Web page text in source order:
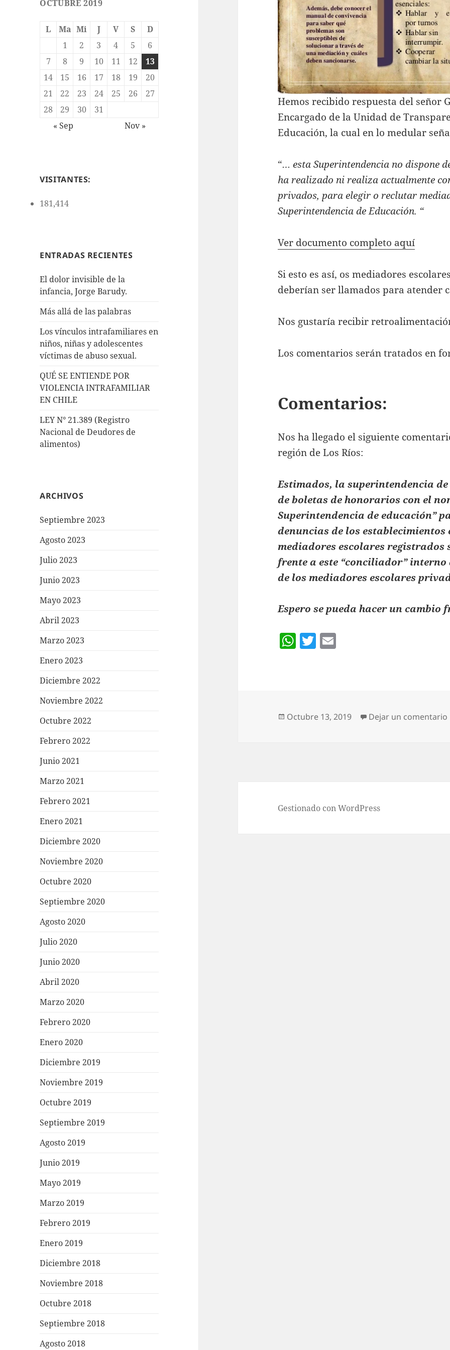
OCTUBRE 2019
L Ma Mi J V S
D
1
2 3 4 5
6
7
8 9 10 11 12
13
14
15 16 17 18 19
20
21
22 23 24 25 26
27
28
29 30
31
« Sep
Nov »
VISITANTES:
181,414
ENTRADAS RECIENTES
El dolor invisible de la
infancia, Jorge Barudy.
Más allá de las palabras
Los vínculos intrafamiliares en
niños, niñas y adolescentes
víctimas de abuso sexual.
QUÉ SE ENTIENDE POR
VIOLENCIA INTRAFAMILIAR
EN CHILE
LEY N° 21.389 (Registro
Nacional de Deudores de
alimentos)
ARCHIVOS
Septiembre 2023
Agosto 2023
Julio 2023
Junio 2023
Mayo 2023
Abril 2023
Marzo 2023
Enero 2023
Diciembre 2022
Noviembre 2022
Octubre 2022
Febrero 2022
Junio 2021
Marzo 2021
Febrero 2021
Enero 2021
Diciembre 2020
Noviembre 2020
Octubre 2020
Septiembre 2020
Agosto 2020
Julio 2020
Junio 2020
Abril 2020
Marzo 2020
Febrero 2020
Enero 2020
Diciembre 2019
Noviembre 2019
Octubre 2019
Septiembre 2019
Agosto 2019
Junio 2019
Mayo 2019
Marzo 2019
Febrero 2019
Enero 2019
Diciembre 2018
Noviembre 2018
Octubre 2018
Septiembre 2018
Agosto 2018
Hemos recibido respuesta del señor
Encargado de la Unidad de
Educación, la cual en lo medular
“… esta Superintendencia no dispone
ha realizado ni realiza actualmente
privados, para elegir o reclutar
Superintendencia de Educación. “
Ver documento completo aquí
Si esto es así, os mediadores
deberían ser llamados para atender
Nos gustaría recibir
Los comentarios serán tratados en
Comentarios:
Nos ha llegado el siguiente
región de Los Ríos:
Estimados, la superintendencia
de boletas de honorarios con el
Superintendencia de educación”
denuncias de los
mediadores escolares registrados
frente a este “conciliador”
de los mediadores escolares
Espero se pueda hacer un cambio
W
p
T
Publicado
Octubre 13, 2019 Dejar un comentario
Gestionado con WordPress